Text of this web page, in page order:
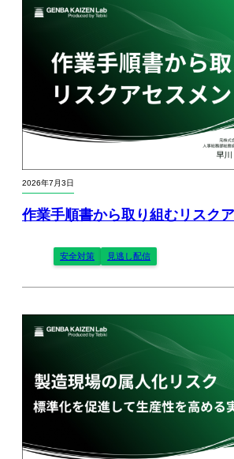
2026年7月3日
作業手順書から取り組むリスク
安全対策 見逃し配信